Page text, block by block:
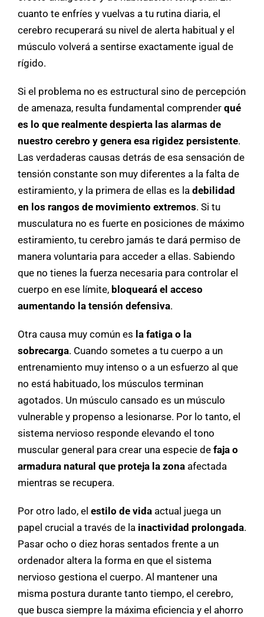
cuanto te enfríes y vuelvas a tu rutina diaria, el
cerebro recuperará su nivel de alerta habitual y el
músculo volverá a sentirse exactamente igual de
rígido.
Si el problema no es estructural sino de percepción
de amenaza, resulta fundamental comprender qué
es lo que realmente despierta las alarmas de
nuestro cerebro y genera esa rigidez persistente.
Las verdaderas causas detrás de esa sensación de
tensión constante son muy diferentes a la falta de
estiramiento, y la primera de ellas es la debilidad
en los rangos de movimiento extremos. Si tu
musculatura no es fuerte en posiciones de máximo
estiramiento, tu cerebro jamás te dará permiso de
manera voluntaria para acceder a ellas. Sabiendo
que no tienes la fuerza necesaria para controlar el
cuerpo en ese límite, bloqueará el acceso
aumentando la tensión defensiva.
Otra causa muy común es la fatiga o la
sobrecarga. Cuando sometes a tu cuerpo a un
entrenamiento muy intenso o a un esfuerzo al que
no está habituado, los músculos terminan
agotados. Un músculo cansado es un músculo
vulnerable y propenso a lesionarse. Por lo tanto, el
sistema nervioso responde elevando el tono
muscular general para crear una especie de faja o
armadura natural que proteja la zona afectada
mientras se recupera.
Por otro lado, el estilo de vida actual juega un
papel crucial a través de la inactividad prolongada.
Pasar ocho o diez horas sentados frente a un
ordenador altera la forma en que el sistema
nervioso gestiona el cuerpo. Al mantener una
misma postura durante tanto tiempo, el cerebro,
que busca siempre la máxima eficiencia y el ahorro